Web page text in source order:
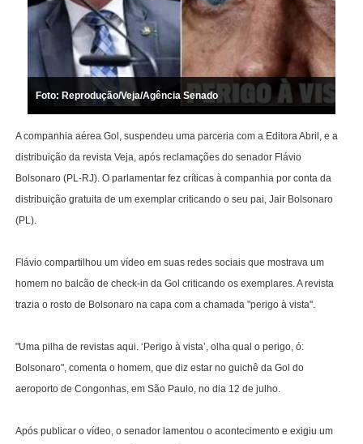
Foto: Reprodução/Veja/Agência Senado
A companhia aérea Gol, suspendeu uma parceria com a Editora Abril, e a
distribuição da revista Veja, após reclamações do senador Flávio
Bolsonaro (PL-RJ). O parlamentar fez críticas à companhia por conta da
distribuição gratuita de um exemplar criticando o seu pai, Jair Bolsonaro
(PL).
Flávio compartilhou um vídeo em suas redes sociais que mostrava um
homem no balcão de check-in da Gol criticando os exemplares. A revista
trazia o rosto de Bolsonaro na capa com a chamada "perigo à vista".
"Uma pilha de revistas aqui. ‘Perigo à vista’, olha qual o perigo, ó:
Bolsonaro", comenta o homem, que diz estar no guichê da Gol do
aeroporto de Congonhas, em São Paulo, no dia 12 de julho.
Após publicar o vídeo, o senador lamentou o acontecimento e exigiu um